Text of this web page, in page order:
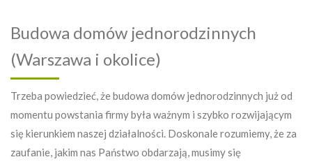
Budowa domów jednorodzinnych
(Warszawa i okolice)
Trzeba powiedzieć, że budowa domów jednorodzinnych już od
momentu powstania firmy była ważnym i szybko rozwijającym
się kierunkiem naszej działalności. Doskonale rozumiemy, że za
zaufanie, jakim nas Państwo obdarzają, musimy się